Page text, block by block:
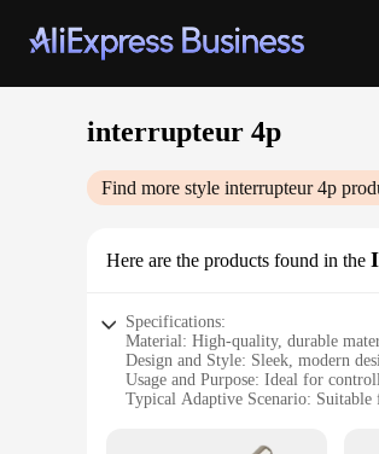
interrupteur 4p
Find more style interrupteur 4p
Here are the products found in the
Specifications:
Material: High-quality, durable
Design and Style: Sleek, modern
Usage and Purpose: Ideal for
Typical Adaptive Scenario:
Performance and Property: Robust